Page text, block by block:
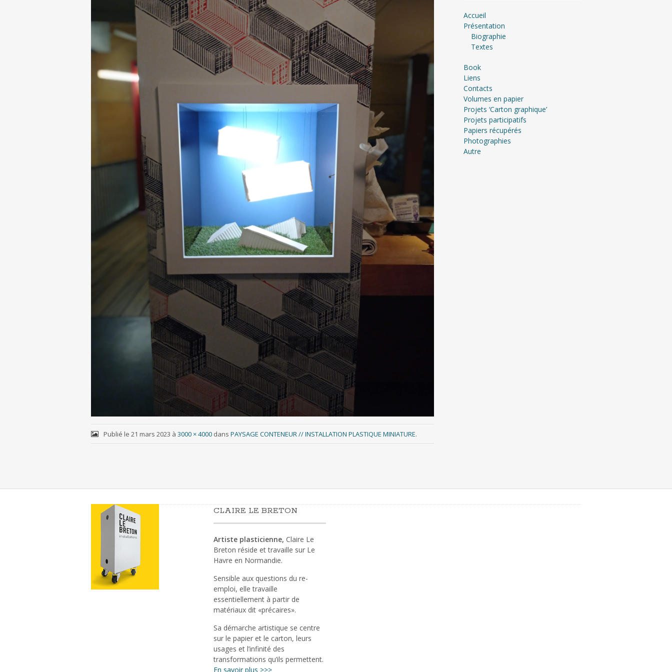
Publié le 21 mars 2023 à 3000 × 4000dans PAYSAGE CONTENEUR // INSTALLATION PLASTIQUE MINIATURE.
Accueil
Présentation
Biographie
Textes
Book
Liens
Contacts
Volumes en papier
Projets ‘Carton graphique’
Projets participatifs
Papiers récupérés
Photographies
Autre
CLAIRE LE BRETON
Artiste plasticienne, Claire Le
Breton réside et travaille sur Le
Havre en Normandie.
Sensible aux questions du re-
emploi, elle travaille
essentiellement à partir de
matériaux dit «précaires».
Sa démarche artistique se centre
sur le papier et le carton, leurs
usages et l’infinité des
transformations qu’ils permettent.
En savoir plus >>>